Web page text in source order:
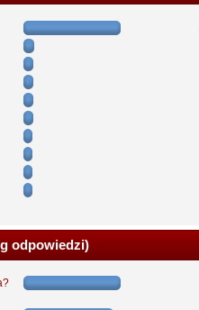
odpowiedzi)